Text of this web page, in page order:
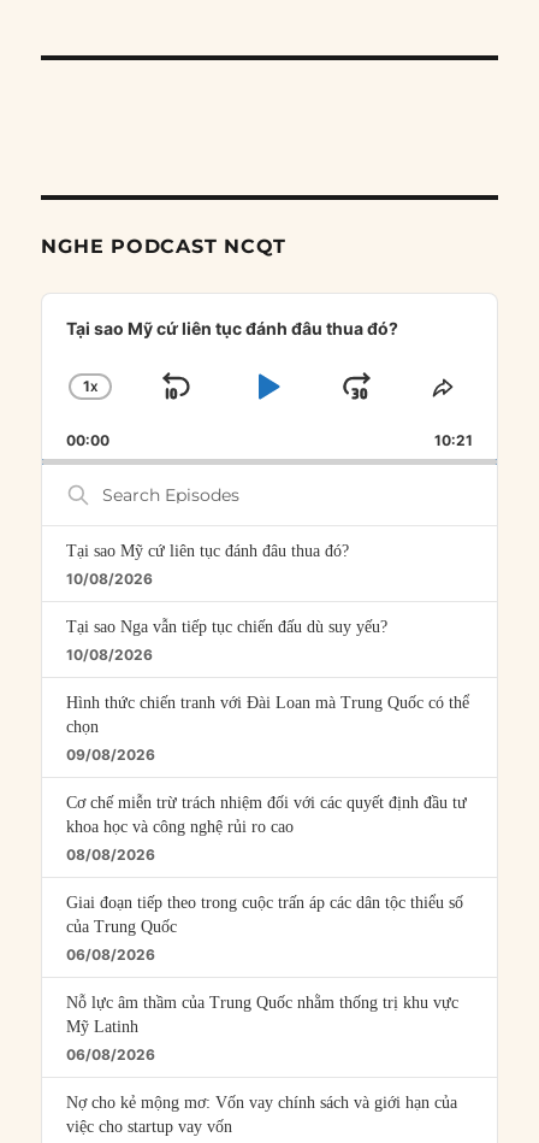
NGHE PODCAST NCQT
Audio
Player
Tại sao Mỹ cứ liên tục đánh đâu thua đó?
CHANGE
RATE
1X
SKIP
PLAYJUMP
FORWARD
SHARE
00:00 10:21
Search
Episodes
Tại sao Mỹ cứ liên tục đánh đâu thua đó?
10/08/2026
Tại sao Nga vẫn tiếp tục chiến đấu dù suy yếu?
10/08/2026
Hình thức chiến tranh với Đài Loan mà Trung Quốc có thể
chọn
09/08/2026
Cơ chế miễn trừ trách nhiệm đối với các quyết định đầu tư
khoa học và công nghệ rủi ro cao
08/08/2026
Giai đoạn tiếp theo trong cuộc trấn áp các dân tộc thiểu số
của Trung Quốc
06/08/2026
Nỗ lực âm thầm của Trung Quốc nhằm thống trị khu vực
Mỹ Latinh
06/08/2026
Nợ cho kẻ mộng mơ: Vốn vay chính sách và giới hạn của
việc cho startup vay vốn